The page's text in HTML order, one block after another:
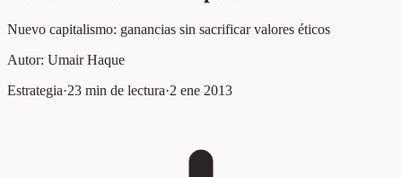
Nuevo capitalismo: ganancias sin sacrificar valores éticos
Autor: Umair Haque
Estrategia·23 min de lectura·2 ene 2013